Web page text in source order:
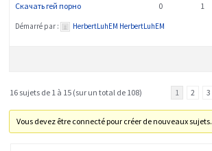
Скачать гей порно
Démarré par : HerbertLuhEM HerbertLuhEM
0 1
16 sujets de 1 à 15 (sur un total de 108) 1 2 3
Vous devez être connecté pour créer de nouveaux sujets.